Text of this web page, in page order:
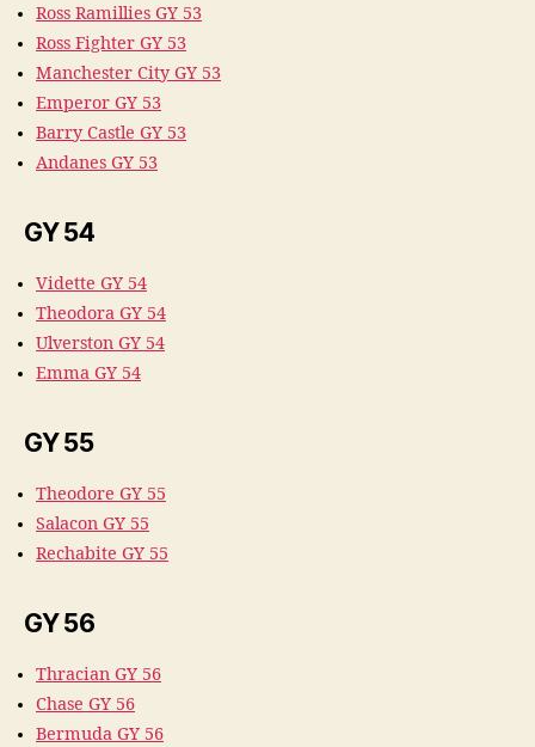
Ross Ramillies GY 53
Ross Fighter GY 53
Manchester City GY 53
Emperor GY 53
Barry Castle GY 53
Andanes GY 53
GY 54
Vidette GY 54
Theodora GY 54
Ulverston GY 54
Emma GY 54
GY 55
Theodore GY 55
Salacon GY 55
Rechabite GY 55
GY 56
Thracian GY 56
Chase GY 56
Bermuda GY 56